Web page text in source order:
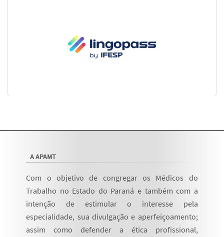
A APAMT
Com o objetivo de congregar os Médicos do
Trabalho no Estado do Paraná e também com a
intenção de estimular o interesse pela
especialidade, sua divulgação e aperfeiçoamento;
assim como defender a ética profissional,